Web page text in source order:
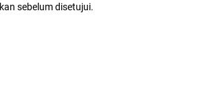
sebelum disetujui.